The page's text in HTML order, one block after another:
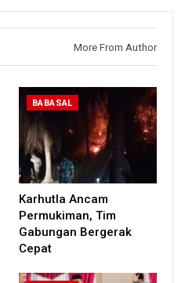
More From Author
BABASAL
Karhutla Ancam
Permukiman, Tim
Gabungan Bergerak
Cepat